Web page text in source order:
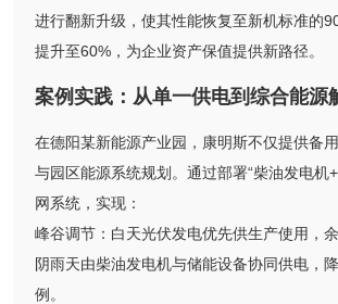
进行翻新升级，使其性能恢复至新机标准的
提升至60%，为企业资产保值提供新路径。
案例实践：从单一供电到综合能源
在德阳某新能源产业园，康明斯不仅提供备
与园区能源系统规划。通过部署“柴油发电机
网系统，实现：
峰谷调节：白天光伏发电优先供生产使用，
阴雨天由柴油发电机与储能设备协同供电，
例。